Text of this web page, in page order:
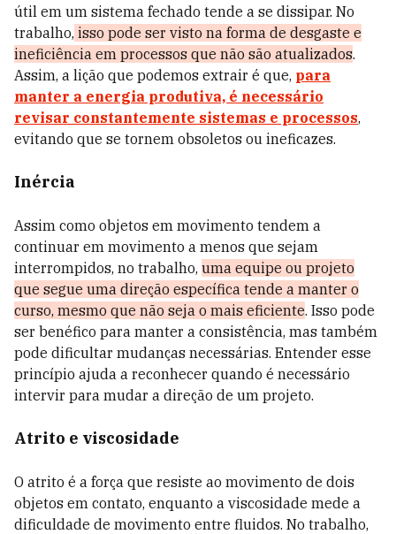
útil em um sistema fechado tende a se dissipar. No
trabalho, isso pode ser visto na forma de desgaste e
ineficiência em processos que não são atualizados.
Assim, a lição que podemos extrair é que, para
manter a energia produtiva, é necessário
revisar constantemente sistemas e processos,
evitando que se tornem obsoletos ou ineficazes.
Inércia
Assim como objetos em movimento tendem a
continuar em movimento a menos que sejam
interrompidos, no trabalho, uma equipe ou projeto
que segue uma direção específica tende a manter o
curso, mesmo que não seja o mais eficiente. Isso pode
ser benéfico para manter a consistência, mas também
pode dificultar mudanças necessárias. Entender esse
princípio ajuda a reconhecer quando é necessário
intervir para mudar a direção de um projeto.
Atrito e viscosidade
O atrito é a força que resiste ao movimento de dois
objetos em contato, enquanto a viscosidade mede a
dificuldade de movimento entre fluidos. No trabalho,